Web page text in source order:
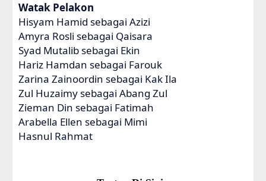
Watak Pelakon
Hisyam Hamid sebagai Azizi
Amyra Rosli sebagai Qaisara
Syad Mutalib sebagai Ekin
Hariz Hamdan sebagai Farouk
Zarina Zainoordin sebagai Kak Ila
Zul Huzaimy sebagai Abang Zul
Zieman Din sebagai Fatimah
Arabella Ellen sebagai Mimi
Hasnul Rahmat